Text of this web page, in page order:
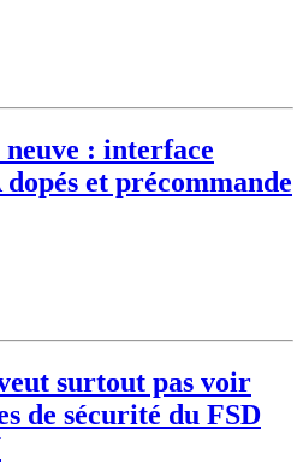
: interface
et précommande
surtout pas voir
de sécurité du FSD